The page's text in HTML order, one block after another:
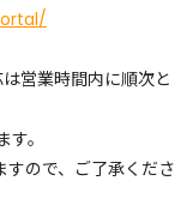
営業時間内に順次と
。
ので、ご了承くださ